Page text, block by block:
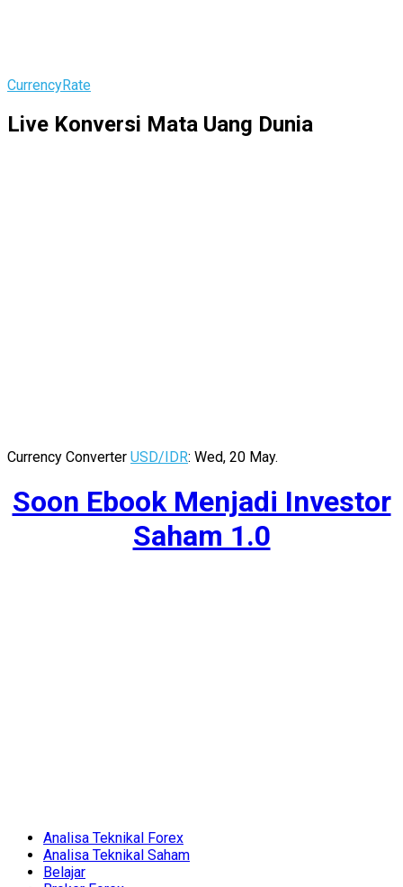
CurrencyRate
Live Konversi Mata Uang Dunia
Currency Converter USD/IDR: Wed, 20 May.
Soon Ebook Menjadi Investor
Saham 1.0
Analisa Teknikal Forex
Analisa Teknikal Saham
Belajar